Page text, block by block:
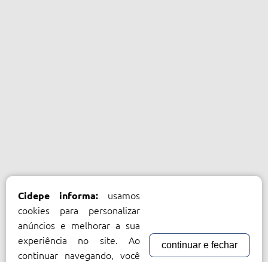
Cidepe informa: usamos
cookies para personalizar
anúncios e melhorar a sua
experiência no site. Ao
continuar navegando, você
continuar e fechar